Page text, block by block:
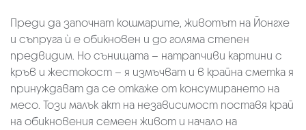
Преди да започнат кошмарите, животът на Йонгхе
и съпруга ѝ е обикновен и до голяма степен
предвидим. Но сънищата – натрапчиви картини с
кръв и жестокост – я измъчват и в крайна сметка я
принуждават да се откаже от консумирането на
месо. Този малък акт на независимост поставя край
на обикновения семеен живот и начало на